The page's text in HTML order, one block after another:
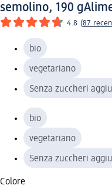
semolino, 190 g
4.8 (87
bio
vegetariano
Senza zuccheri
bio
vegetariano
Senza zuccheri
Colore